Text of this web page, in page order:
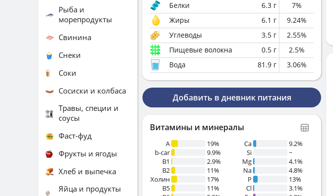
Белки
6.3 г 7%
Жиры
6.1 г 9.24%
Углеводы
3.5 г 2.55%
Пищевые волокна
0.5 г 2.5%
Вода
81.9 г 3.06%
Добавить в дневник питания
Витамины и минералы
A
19%
b-car
9.9%
В1
2.9%
B2
11%
Холин
17%
B5
11%
Ca
9.2%
Si
~
Mg
4.1%
Na
4.8%
P
13%
Cl
3.1%
Рыба и
морепродукты
Свинина
Снеки
Соки
Сосиски и колбаса
Травы, специи и
соусы
Фаст-фуд
Фрукты и ягоды
Хлеб и выпечка
Яйца и продукты